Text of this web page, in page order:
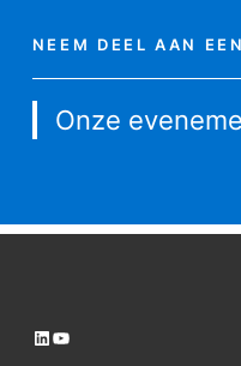
NEEM DEEL AAN
Onze
LinkedIn
YouTube